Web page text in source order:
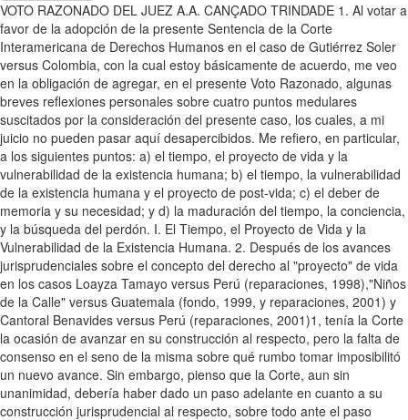
VOTO RAZONADO DEL JUEZ A.A. CANÇADO TRINDADE 1. Al votar a
favor de la adopción de la presente Sentencia de la Corte
Interamericana de Derechos Humanos en el caso de Gutiérrez Soler
versus Colombia, con la cual estoy básicamente de acuerdo, me veo
en la obligación de agregar, en el presente Voto Razonado, algunas
breves reflexiones personales sobre cuatro puntos medulares
suscitados por la consideración del presente caso, los cuales, a mi
juicio no pueden pasar aquí desapercibidos. Me refiero, en particular,
a los siguientes puntos: a) el tiempo, el proyecto de vida y la
vulnerabilidad de la existencia humana; b) el tiempo, la vulnerabilidad
de la existencia humana y el proyecto de post-vida; c) el deber de
memoria y su necesidad; y d) la maduración del tiempo, la conciencia,
y la búsqueda del perdón. I. El Tiempo, el Proyecto de Vida y la
Vulnerabilidad de la Existencia Humana. 2. Después de los avances
jurisprudenciales sobre el concepto del derecho al "proyecto" de vida
en los casos Loayza Tamayo versus Perú (reparaciones, 1998),"Niños
de la Calle" versus Guatemala (fondo, 1999, y reparaciones, 2001) y
Cantoral Benavides versus Perú (reparaciones, 2001)1, tenía la Corte
la ocasión de avanzar en su construcción al respecto, pero la falta de
consenso en el seno de la misma sobre qué rumbo tomar imposibilitó
un nuevo avance. Sin embargo, pienso que la Corte, aun sin
unanimidad, debería haber dado un paso adelante en cuanto a su
construcción jurisprudencial al respecto, sobre todo ante el paso